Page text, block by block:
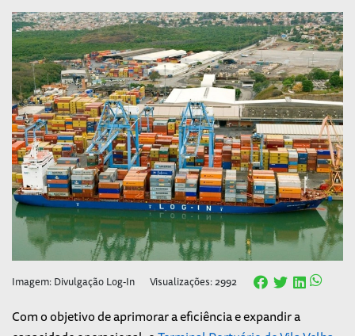
Imagem: Divulgação Log-In Visualizações: 2992
Com o objetivo de aprimorar a eficiência e expandir a